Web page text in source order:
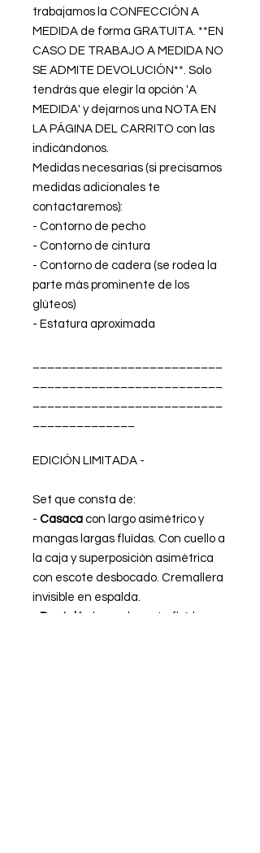
trabajamos la CONFECCIÓN A
MEDIDA de forma GRATUITA. **EN
CASO DE TRABAJO A MEDIDA NO
SE ADMITE DEVOLUCIÓN**. Solo
tendrás que elegir la opción 'A
MEDIDA' y dejarnos una NOTA EN
LA PÁGINA DEL CARRITO con las
indicándonos.
Medidas necesarias (si precisamos
medidas adicionales te
contactaremos):
- Contorno de pecho
- Contorno de cintura
- Contorno de cadera (se rodea la
parte más prominente de los
glúteos)
- Estatura aproximada
EDICIÓN LIMITADA -
Set que consta de:
- Casaca con largo asimétrico y
mangas largas fluídas. Con cuello a
la caja y superposición asimétrica
con escote desbocado. Cremallera
invisible en espalda.
Pantalón
largo de corte fluído con